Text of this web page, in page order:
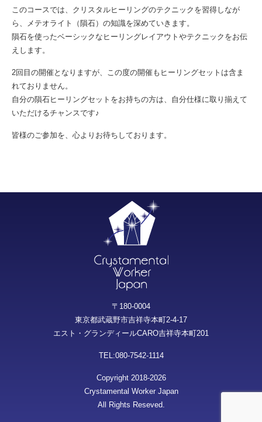
このコースでは、クリスタルヒーリングのテクニックを習得しなが
ら、メテオライト（隕石）の知識を深めていきます。
隕石を使ったベーシックなヒーリングレイアウトやテクニックをお伝
えします。
2回目の開催となりますが、この度の開催もヒーリングセットは含ま
れておりません。
自分の隕石ヒーリングセットをお持ちの方は、自分仕様に取り揃えて
いただけるチャンスです♪
皆様のご参加を、心よりお待ちしております。
〒180-0004
東京都武蔵野市吉祥寺本町2-4-17
エスト・グランディールCARO吉祥寺本町201
TEL:080-7542-1114
Copyright 2018-2026
Crystamental Worker Japan
All Rights Reseved.